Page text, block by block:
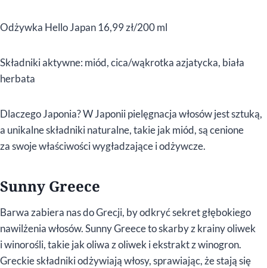
Odżywka Hello Japan 16,99 zł/200 ml
Składniki aktywne: miód, cica/wąkrotka azjatycka, biała
herbata
Dlaczego Japonia? W Japonii pielęgnacja włosów jest sztuką,
a unikalne składniki naturalne, takie jak miód, są cenione
za swoje właściwości wygładzające i odżywcze.
Sunny Greece
Barwa zabiera nas do Grecji, by odkryć sekret głębokiego
nawilżenia włosów. Sunny Greece to skarby z krainy oliwek
i winorośli, takie jak oliwa z oliwek i ekstrakt z winogron.
Greckie składniki odżywiają włosy, sprawiając, że stają się